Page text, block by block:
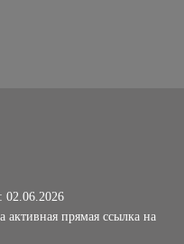
02.06.2026
активная прямая ссылка на